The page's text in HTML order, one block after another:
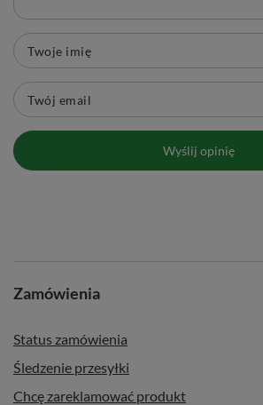
Twoje imię
Twój email
Wyślij opinię
Zamówienia
Status zamówienia
Śledzenie przesyłki
Chcę zareklamować produkt